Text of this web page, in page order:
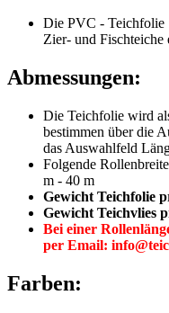
Die PVC - Teichfolie
Zier- und Fischteiche
Abmessungen:
Die Teichfolie wird
bestimmen über die
das Auswahlfeld
Folgende
m - 40 m
Gewicht Teichfolie
Gewicht Teichvlies
Bei einer
per Email:
Farben: